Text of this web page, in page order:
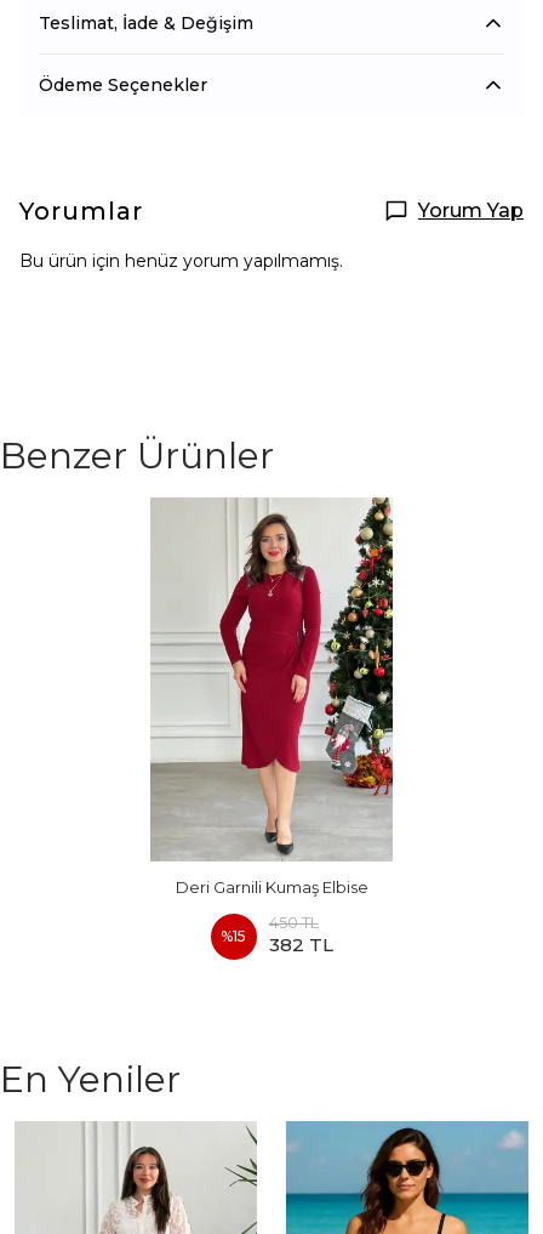
Teslimat, İade & Değişim
Ödeme Seçenekler
Yorumlar Yorum Yap
Bu ürün için henüz yorum yapılmamış.
Benzer Ürünler
Deri Garnili Kumaş Elbise
%15
450 TL
382 TL
En Yeniler